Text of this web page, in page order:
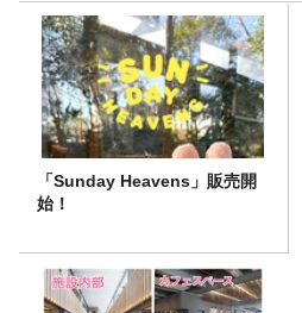
「Sunday Heavens」販売開
始！